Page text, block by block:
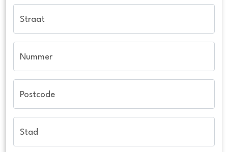
Straat
Nummer
Postcode
Stad